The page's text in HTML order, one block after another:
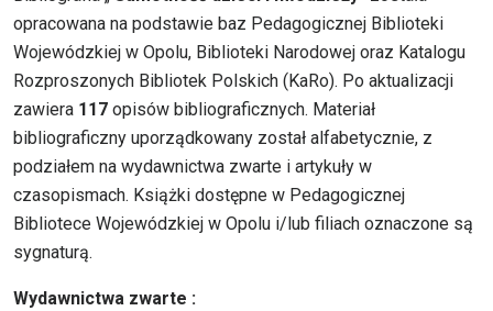
opracowana na podstawie baz Pedagogicznej Biblioteki
Wojewódzkiej w Opolu, Biblioteki Narodowej oraz Katalogu
Rozproszonych Bibliotek Polskich (KaRo). Po aktualizacji
zawiera 117 opisów bibliograficznych. Materiał
bibliograficzny uporządkowany został alfabetycznie, z
podziałem na wydawnictwa zwarte i artykuły w
czasopismach. Książki dostępne w Pedagogicznej
Bibliotece Wojewódzkiej w Opolu i/lub filiach oznaczone są
sygnaturą.
Wydawnictwa zwarte :